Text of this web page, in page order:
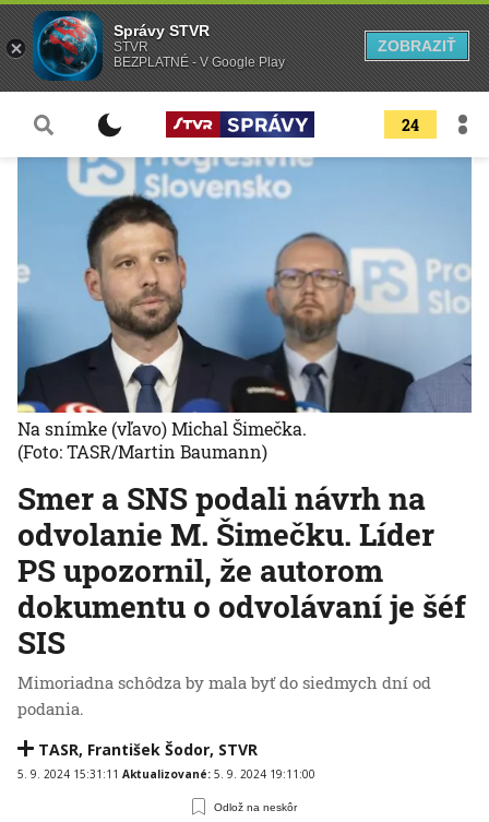
24
Smer a SNS podali návrh na
odvolanie M. Šimečku. Líder
PS upozornil, že autorom
dokumentu o odvolávaní je šéf
SIS
Mimoriadna schôdza by mala byť do siedmych dní od
podania.
TASR, František Šodor, STVR
5. 9. 2024 15:31:11 Aktualizované: 5. 9. 2024 19:11:00
Odlož na neskôr
Na snímke (vľavo) Michal Šimečka.
(Foto: TASR/Martin Baumann)
Správy STVR
STVR
BEZPLATNÉ - V Google Play
ZOBRAZIŤ